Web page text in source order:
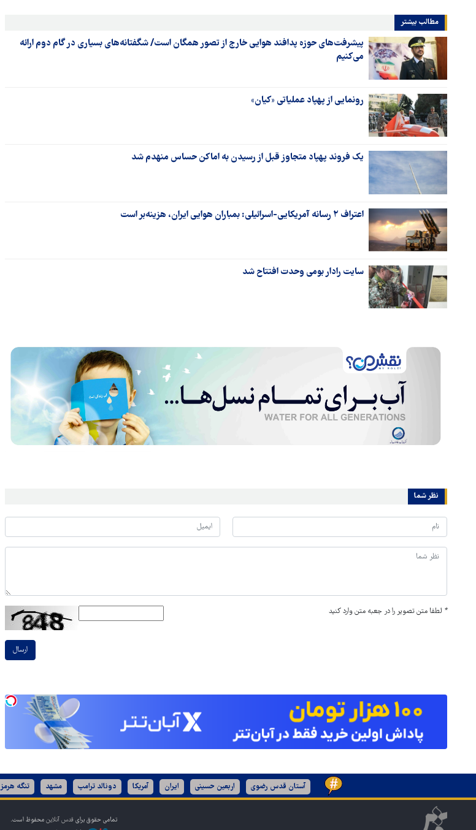
مطالب بیشتر
پیشرفت‌های حوزه پدافند هوایی خارج از تصور همگان است/ شگفتانه‌های بسیاری در گام دوم ارائه
می‌کنیم
رونمایی از پهپاد عملیاتی «کیان»
یک فروند پهپاد متجاوز قبل از رسیدن به اماکن حساس منهدم شد
اعتراف ۲ رسانه آمریکایی-اسرائیلی: بمباران هوایی ایران، هزینه‌بر است
سایت رادار بومی وحدت افتتاح شد
نظر شما
* لطفا متن تصویر را در جعبه متن وارد کنید
ارسال
آستان قدس رضوی اربعین حسینی ایران آمریکا دونالد ترامپ مشهد تنگه هرمز
تمامی حقوق برای قدس آنلاین محفوظ است.